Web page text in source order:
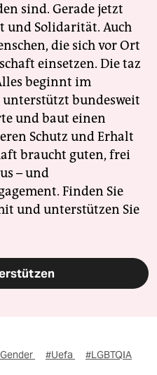
sind. Gerade jetzt
und Solidarität. Auch
die sich vor Ort
einsetzen. Die taz
beginnt im
bundesweit
und baut einen
Schutz und Erhalt
braucht guten, frei
– und
Finden Sie
und unterstützen Sie
#Uefa #LGBTQIA